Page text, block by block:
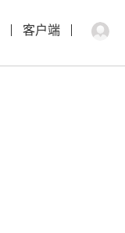
客户端